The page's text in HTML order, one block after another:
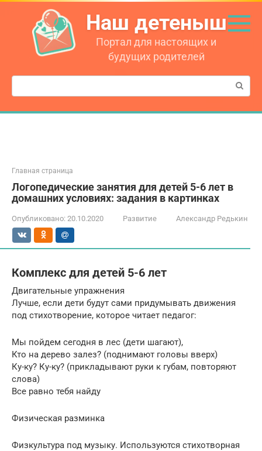
Перейти
контенту
Наш детеныш
Портал для настоящих и
будущих родителей
Поиск:
Главная страница
Логопедические занятия для детей 5-6 лет в
домашних условиях: задания в картинках
Опубликовано: 20.10.2020 Развитие Александр Редькин
Комплекс для детей 5-6 лет
Двигательные упражнения
Лучше, если дети будут сами придумывать движения
под стихотворение, которое читает педагог:
Мы пойдем сегодня в лес (дети шагают),
Кто на дерево залез? (поднимают головы вверх)
Ку-ку? Ку-ку? (прикладывают руки к губам, повторяют
слова)
Все равно тебя найду
Физическая разминка
Физкультура под музыку. Используются стихотворная